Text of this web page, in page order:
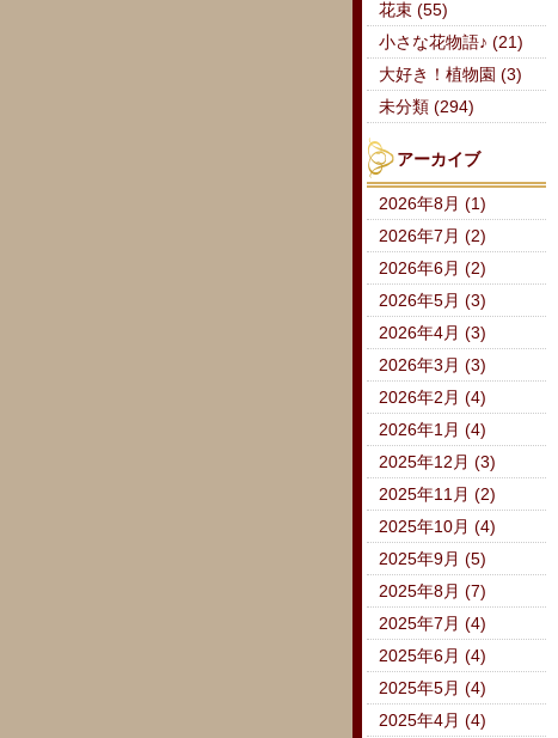
花束 (55)
小さな花物語♪ (21)
大好き！植物園 (3)
未分類 (294)
アーカイブ
2026年8月 (1)
2026年7月 (2)
2026年6月 (2)
2026年5月 (3)
2026年4月 (3)
2026年3月 (3)
2026年2月 (4)
2026年1月 (4)
2025年12月 (3)
2025年11月 (2)
2025年10月 (4)
2025年9月 (5)
2025年8月 (7)
2025年7月 (4)
2025年6月 (4)
2025年5月 (4)
2025年4月 (4)